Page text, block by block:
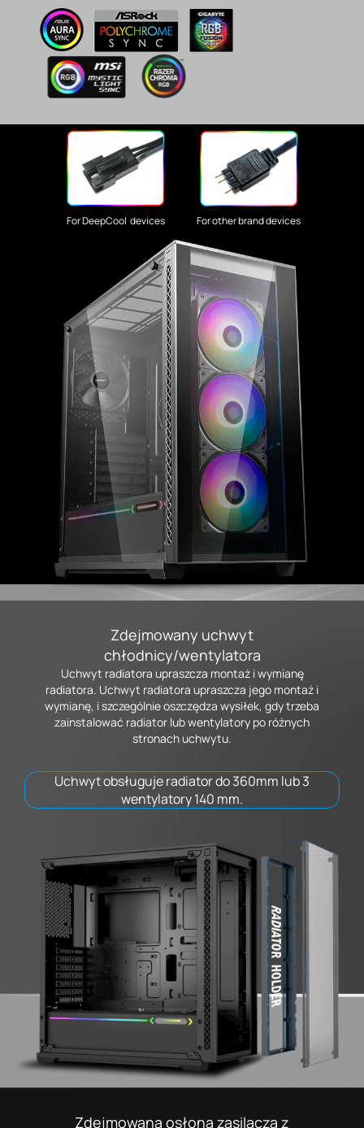
For DeepCool devices For other brand devices
Zdejmowany uchwyt
chłodnicy/wentylatora
Uchwyt radiatora upraszcza montaż i wymianę
radiatora. Uchwyt radiatora upraszcza jego montaż i
wymianę, i szczególnie oszczędza wysiłek, gdy trzeba
zainstalować radiator lub wentylatory po różnych
stronach uchwytu.
Uchwyt obsługuje radiator do 360mm lub 3
wentylatory 140 mm.
Zdejmowana osłona zasilacza z